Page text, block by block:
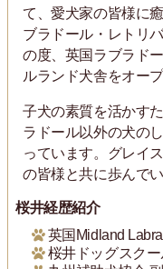
て、愛犬家の皆様に
ブラドール・レトリ
の度、英国ラブラド
ルランド犬舎をオー
子犬の素質を活かす
ラドール以外の犬の
っています。グレイ
の皆様と共に歩んで
桜井経歴紹介
英国Midland
桜井ドッグスク